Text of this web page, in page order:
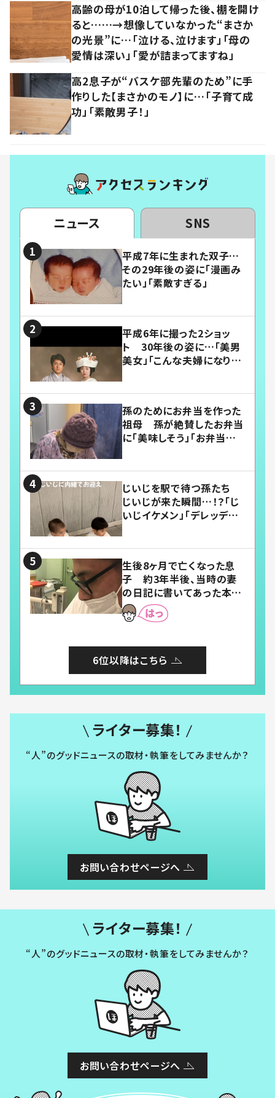
高齢の母が10泊して帰った後、棚を開け
ると……→想像していなかった“まさか
の光景”に…「泣ける、泣けます」「母の
愛情は深い」「愛が詰まってますね」
高2息子が“バスケ部先輩のため”に手
作りした【まさかのモノ】に…「子育て成
功」「素敵男子！」
ニュース SNS
平成7年に生まれた双子…
その29年後の姿に「漫画み
たい」「素敵すぎる」
平成6年に撮った2ショッ
ト 30年後の姿に…「美男
美女」「こんな夫婦になりた
孫のためにお弁当を作った
祖母 孫が絶賛したお弁当
に「美味しそう」「お弁当すご
じいじを駅で待つ孫たち
じいじが来た瞬間…！？「じ
いじイケメン」「デレッデレ」
生後8ヶ月で亡くなった息
子 約3年半後、当時の妻
の日記に書いてあった本音
とは
6位以降はこちら
ライター募集！
“人”のグッドニュースの取材・執筆をしてみませんか？
お問い合わせページへ
ライター募集！
“人”のグッドニュースの取材・執筆をしてみませんか？
お問い合わせページへ